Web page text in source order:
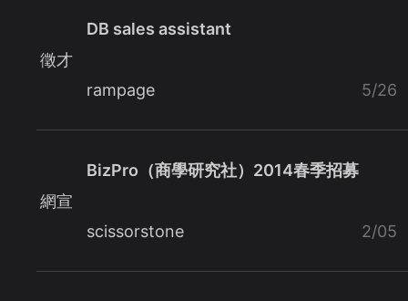
徵才
DB sales assistant
rampage 5/26
網宣
BizPro（商學研究社）2014春季招募
scissorstone 2/05